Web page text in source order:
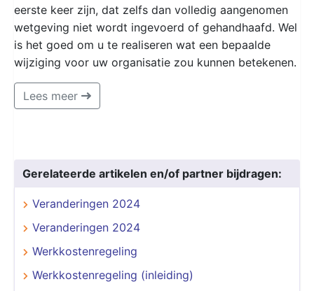
eerste keer zijn, dat zelfs dan volledig aangenomen
wetgeving niet wordt ingevoerd of gehandhaafd. Wel
is het goed om u te realiseren wat een bepaalde
wijziging voor uw organisatie zou kunnen betekenen.
Lees meer
Gerelateerde artikelen en/of partner bijdragen:
Veranderingen 2024
Veranderingen 2024
Werkkostenregeling
Werkkostenregeling (inleiding)